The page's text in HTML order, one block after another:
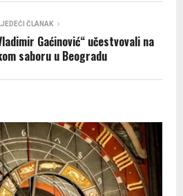
ČLANAK
Gaćinović“ učestvovali na
saboru u Beogradu